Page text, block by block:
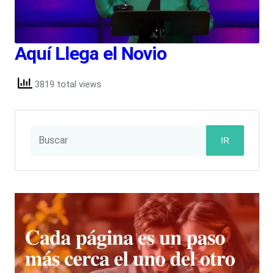
Aquí Llega el Novio
3819 total views
IR